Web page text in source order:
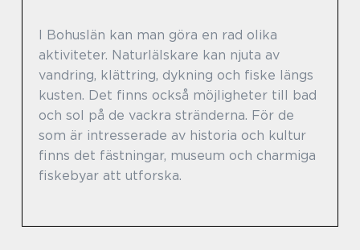
I Bohuslän kan man göra en rad olika
aktiviteter. Naturlälskare kan njuta av
vandring, klättring, dykning och fiske längs
kusten. Det finns också möjligheter till bad
och sol på de vackra stränderna. För de
som är intresserade av historia och kultur
finns det fästningar, museum och charmiga
fiskebyar att utforska.